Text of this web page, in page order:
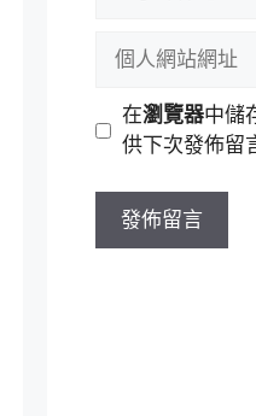
址
站
址
在瀏覽器中儲
供下次發佈留